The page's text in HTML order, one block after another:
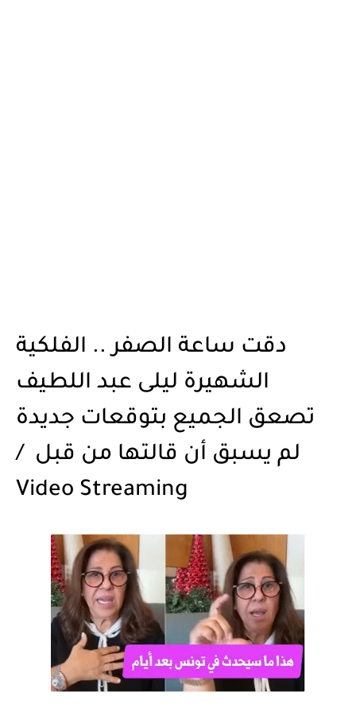
دقت ساعة الصفر .. الفلكية
الشهيرة ليلى عبد اللطيف
تصعق الجميع بتوقعات جديدة
لم يسبق أن قالتها من قبل /
Video Streaming